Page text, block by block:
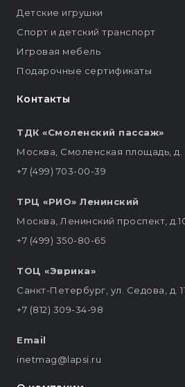
Контакты
ТДК «Смоленский пассаж»
Москва, Смоленская площадь, д.
+7 (499) 703-00-39
ТРЦ «РИО» Ленинский
Москва, Ленинский проспект,
+7 (499) 350-80-65
ТОЦ «Эврика»
Санкт-Петербург, ул. Седова, д. 11
+7 (812) 309-34-98
Email
inetmag@lapsi.ru
Детские игрушки
Спорт и детский транспорт
Игровая мебель
Подарочные сертификаты